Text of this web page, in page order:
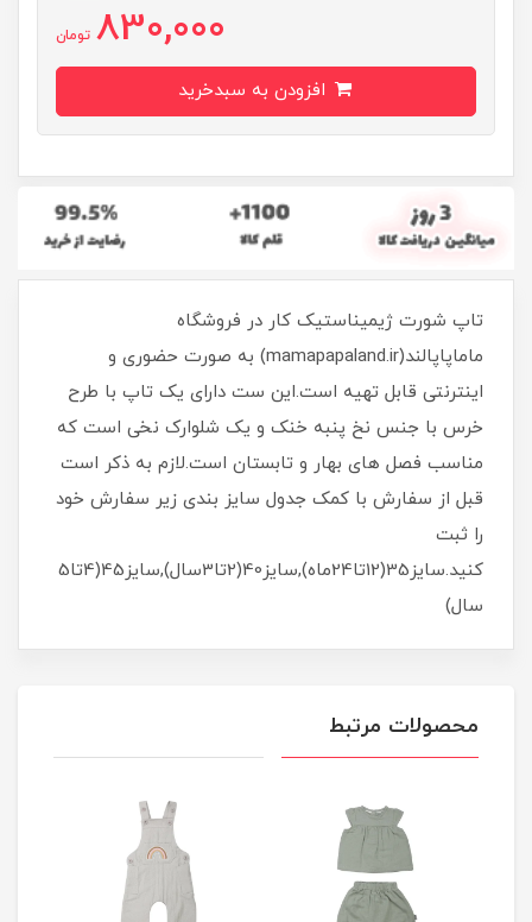
830,000 تومان
تاپ شورت ژیمیناستیک کار در فروشگاه
ماماپاپالند(mamapapaland.ir) به صورت حضوری و
اینترنتی قابل تهیه است.این ست دارای یک تاپ با طرح
خرس با جنس نخ پنبه خنک و یک شلوارک نخی است که
مناسب فصل های بهار و تابستان است.لازم به ذکر است
قبل از سفارش با کمک جدول سایز بندی زیر سفارش خود
را ثبت
کنید.سایز35(12تا24ماه),سایز40(2تا3سال),سایز45(4تا5
سال)
محصولات مرتبط